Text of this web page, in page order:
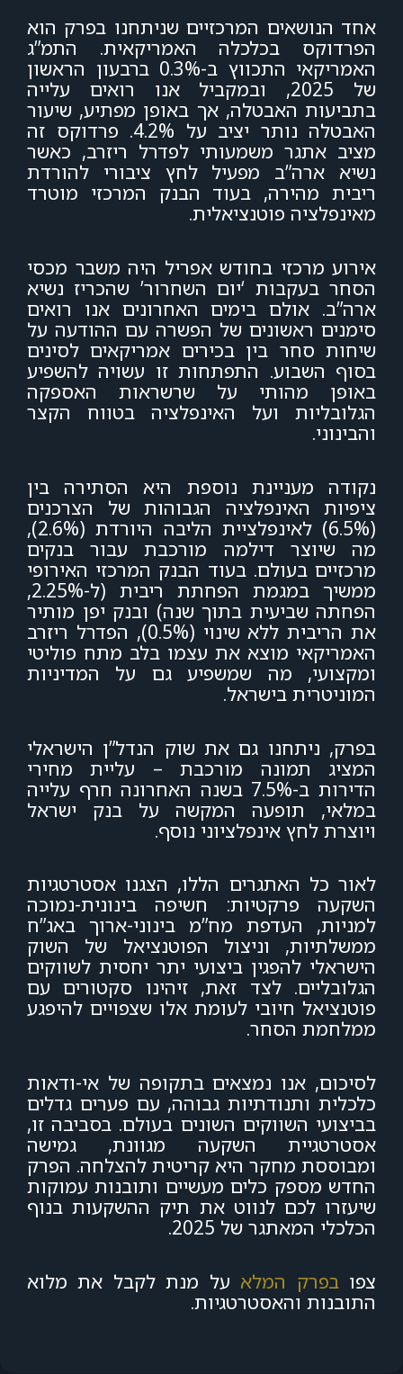
אחד הנושאים המרכזיים שניתחנו בפרק הוא
הפרדוקס בכלכלה האמריקאית. התמ”ג
האמריקאי התכווץ ב-0.3% ברבעון הראשון
של 2025, ובמקביל אנו רואים עלייה
בתביעות האבטלה, אך באופן מפתיע, שיעור
האבטלה נותר יציב על 4.2%. פרדוקס זה
מציב אתגר משמעותי לפדרל ריזרב, כאשר
נשיא ארה”ב מפעיל לחץ ציבורי להורדת
ריבית מהירה, בעוד הבנק המרכזי מוטרד
מאינפלציה פוטנציאלית.
אירוע מרכזי בחודש אפריל היה משבר מכסי
הסחר בעקבות ‘יום השחרור’ שהכריז נשיא
ארה”ב. אולם בימים האחרונים אנו רואים
סימנים ראשונים של הפשרה עם ההודעה על
שיחות סחר בין בכירים אמריקאים לסינים
בסוף השבוע. התפתחות זו עשויה להשפיע
באופן מהותי על שרשראות האספקה
הגלובליות ועל האינפלציה בטווח הקצר
והבינוני.
נקודה מעניינת נוספת היא הסתירה בין
ציפיות האינפלציה הגבוהות של הצרכנים
(6.5%) לאינפלציית הליבה היורדת (2.6%),
מה שיוצר דילמה מורכבת עבור בנקים
מרכזיים בעולם. בעוד הבנק המרכזי האירופי
ממשיך במגמת הפחתת ריבית (ל-2.25%,
הפחתה שביעית בתוך שנה) ובנק יפן מותיר
את הריבית ללא שינוי (0.5%), הפדרל ריזרב
האמריקאי מוצא את עצמו בלב מתח פוליטי
ומקצועי, מה שמשפיע גם על המדיניות
המוניטרית בישראל.
בפרק, ניתחנו גם את שוק הנדל”ן הישראלי
המציג תמונה מורכבת – עליית מחירי
הדירות ב-7.5% בשנה האחרונה חרף עלייה
במלאי, תופעה המקשה על בנק ישראל
ויוצרת לחץ אינפלציוני נוסף.
לאור כל האתגרים הללו, הצגנו אסטרטגיות
השקעה פרקטיות: חשיפה בינונית-נמוכה
למניות, העדפת מח”מ בינוני-ארוך באג”ח
ממשלתיות, וניצול הפוטנציאל של השוק
הישראלי להפגין ביצועי יתר יחסית לשווקים
הגלובליים. לצד זאת, זיהינו סקטורים עם
פוטנציאל חיובי לעומת אלו שצפויים להיפגע
ממלחמת הסחר.
לסיכום, אנו נמצאים בתקופה של אי-ודאות
כלכלית ותנודתיות גבוהה, עם פערים גדלים
בביצועי השווקים השונים בעולם. בסביבה זו,
אסטרטגיית השקעה מגוונת, גמישה
ומבוססת מחקר היא קריטית להצלחה. הפרק
החדש מספק כלים מעשיים ותובנות עמוקות
שיעזרו לכם לנווט את תיק ההשקעות בנוף
הכלכלי המאתגר של 2025.
צפובפרק המלאעל מנת לקבל את מלוא
התובנות והאסטרטגיות.